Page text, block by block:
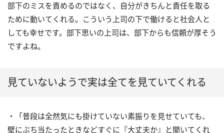
部下のミスを責めるのではなく、自分がきちんと責任を取る
ために動いてくれる。こういう上司の下で働けると社会人と
しても幸せです。部下思いの上司は、部下からも信頼が厚そう
ですよね。
見ていないようで実は全てを見ていてくれる
・「普段は全然気にも掛けていない素振りを見せていても、
壁にぶち当たったときなどすぐに『大丈夫か』と聞いてくれ